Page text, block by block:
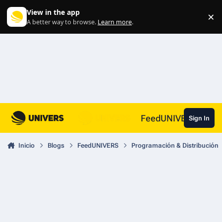
View in the app
A better way to browse. Learn more. ×
FeedUNIVERSSign In
Inicio Blogs FeedUNIVERS Programación & Distribución